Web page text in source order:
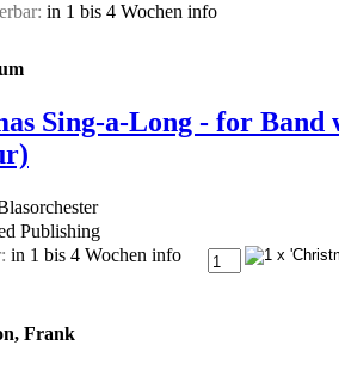
in 1 bis 4 Wochen info
Sing-a-Long - for
Publishing
in 1 bis 4 Wochen info
Frank